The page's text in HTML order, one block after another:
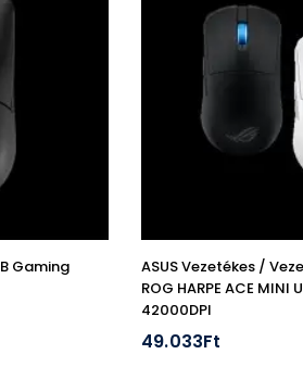
Gaming
ASUS Vezetékes /
ROG HARPE ACE MINI
42000DPI
49.033Ft